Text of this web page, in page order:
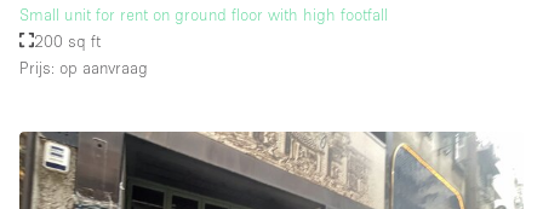
Small unit for rent on ground floor with high footfall
200 sq ft
Prijs: op aanvraag